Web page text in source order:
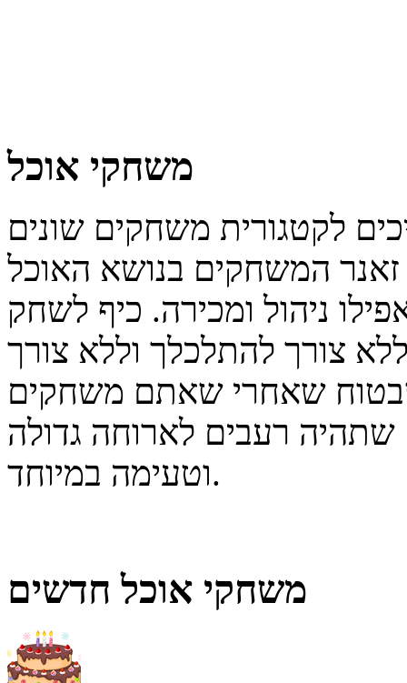
משחקי אוכל
המשחקים בנושא האוכל
ניהול ומכירה. כיף לשחק
צורך להתלכלך וללא צורך
שאחרי שאתם משחקים
רעבים לארוחה גדולה
וטעימה במיוחד.
משחקי אוכל חדשים